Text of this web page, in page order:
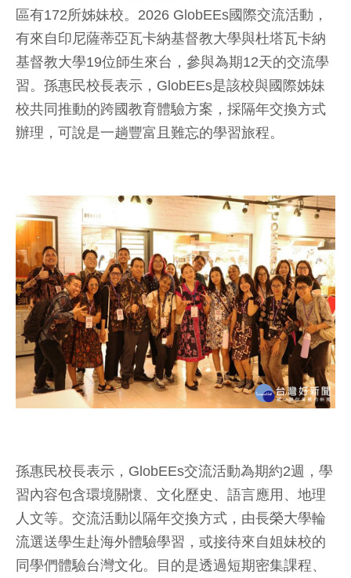
區有172所姊妹校。2026 GlobEEs國際交流活動，
有來自印尼薩蒂亞瓦卡納基督教大學與杜塔瓦卡納
基督教大學19位師生來台，參與為期12天的交流學
習。孫惠民校長表示，GlobEEs是該校與國際姊妹
校共同推動的跨國教育體驗方案，採隔年交換方式
辦理，可說是一趟豐富且難忘的學習旅程。
孫惠民校長表示，GlobEEs交流活動為期約2週，學
習內容包含環境關懷、文化歷史、語言應用、地理
人文等。交流活動以隔年交換方式，由長榮大學輪
流選送學生赴海外體驗學習，或接待來自姐妹校的
同學們體驗台灣文化。目的是透過短期密集課程、